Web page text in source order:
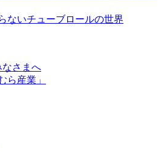
ないチューブロールの世界
なさまへ
ら産業」